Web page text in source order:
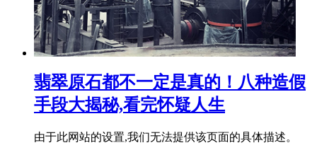
翡翠原石都不一定是真的！八种造假
手段大揭秘,看完怀疑人生
由于此网站的设置,我们无法提供该页面的具体描述。